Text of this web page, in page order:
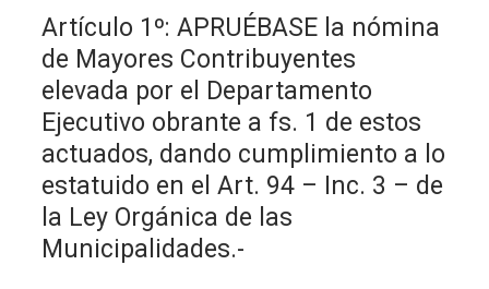
Artículo 1º: APRUÉBASE la nómina
de Mayores Contribuyentes
elevada por el Departamento
Ejecutivo obrante a fs. 1 de estos
actuados, dando cumplimiento a lo
estatuido en el Art. 94 – Inc. 3 – de
la Ley Orgánica de las
Municipalidades.-